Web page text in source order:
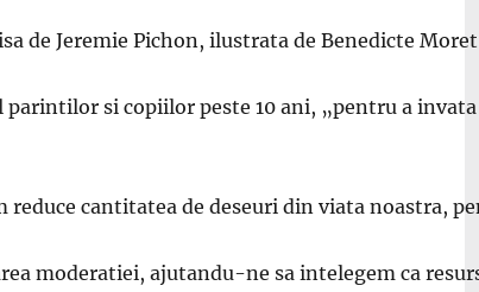
de Jeremie Pichon, ilustrata de Benedicte
si copiilor peste 10 ani, „pentru a
reduce cantitatea de deseuri din viata noastra,
moderatiei, ajutandu-ne sa intelegem ca